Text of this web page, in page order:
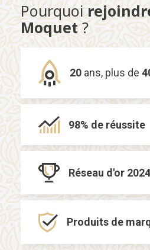
Pourquoi
Moquet ?
20 ans, plus de
98% de réussite
Réseau d'or 2024
Produits de